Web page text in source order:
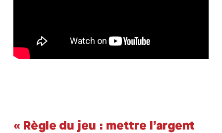
« Règle du jeu : mettre l’argent